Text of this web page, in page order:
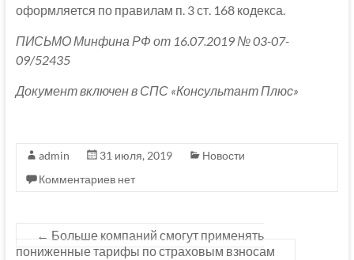
оформляется по правилам п. 3 ст. 168 кодекса.
ПИСЬМО Минфина РФ от 16.07.2019 № 03-07-
09/52435
Документ включен в СПС «Консультант Плюс»
admin 31 июля, 2019
Новости
Комментариев нет
← Больше компаний смогут применять
пониженные тарифы по страховым взносам